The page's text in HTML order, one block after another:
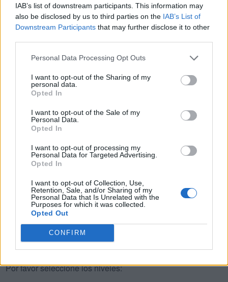
IAB’s list of downstream participants. This information may
also be disclosed by us to third parties on the IAB’s List of
Downstream Participants that may further disclose it to other
Personal Data Processing Opt Outs
I want to opt-out of the Sharing of my
personal data.
Opted In
I want to opt-out of the Sale of my
Personal Data.
Opted In
I want to opt-out of processing my
Personal Data for Targeted Advertising.
Opted In
I want to opt-out of Collection, Use,
Retention, Sale, and/or Sharing of my
Personal Data that Is Unrelated with the
Purposes for which it was collected.
Opted Out
CONFIRM
E
R A
S
A
R E
S
G
R A V
E
A
S
E
A
S
A
R
E
E G A R
BUSCAR MÁS
RESPUESTAS
Por favor seleccione los niveles: